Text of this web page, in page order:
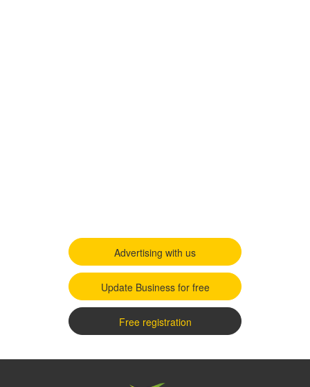
Advertising with us
Update Business for free
Free registration